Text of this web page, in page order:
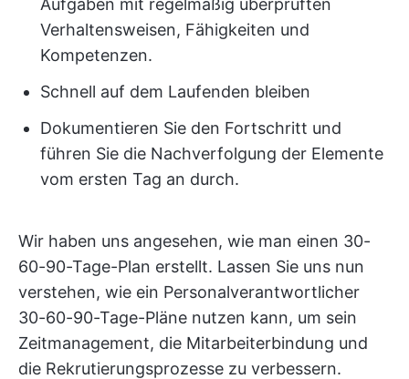
Aufgaben mit regelmäßig überprüften
Verhaltensweisen, Fähigkeiten und
Kompetenzen.
Schnell auf dem Laufenden bleiben
Dokumentieren Sie den Fortschritt und
führen Sie die Nachverfolgung der Elemente
vom ersten Tag an durch.
Wir haben uns angesehen, wie man einen 30-
60-90-Tage-Plan erstellt. Lassen Sie uns nun
verstehen, wie ein Personalverantwortlicher
30-60-90-Tage-Pläne nutzen kann, um sein
Zeitmanagement, die Mitarbeiterbindung und
die Rekrutierungsprozesse zu verbessern.